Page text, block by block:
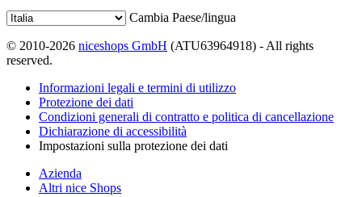
Cambia Paese/lingua
© 2010-2026 niceshops GmbH (ATU63964918) - All rights
reserved.
Informazioni legali e termini di utilizzo
Protezione dei dati
Condizioni generali di contratto e politica di cancellazione
Dichiarazione di accessibilità
Impostazioni sulla protezione dei dati
Azienda
Altri nice Shops